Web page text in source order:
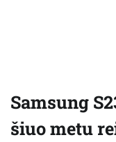
Samsung
šiuo metu